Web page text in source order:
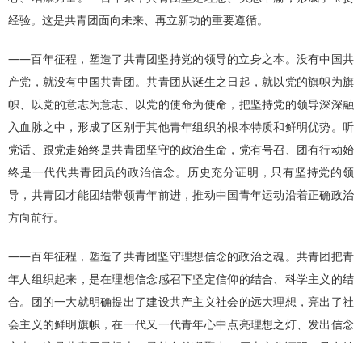
经验。这是共青团面向未来、再立新功的重要遵循。
——百年征程，塑造了共青团坚持党的领导的立身之本。没有中国共
产党，就没有中国共青团。共青团从诞生之日起，就以党的旗帜为旗
帜、以党的意志为意志、以党的使命为使命，把坚持党的领导深深融
入血脉之中，形成了区别于其他青年组织的根本特质和鲜明优势。听
党话、跟党走始终是共青团坚守的政治生命，党有号召、团有行动始
终是一代代共青团员的政治信念。历史充分证明，只有坚持党的领
导，共青团才能团结带领青年前进，推动中国青年运动沿着正确政治
方向前行。
——百年征程，塑造了共青团坚守理想信念的政治之魂。共青团把青
年人组织起来，是在理想信念感召下坚定信仰的结合、科学主义的结
合。团的一大就明确提出了建设共产主义社会的远大理想，亮出了社
会主义的鲜明旗帜，在一代又一代青年心中点亮理想之灯、发出信念